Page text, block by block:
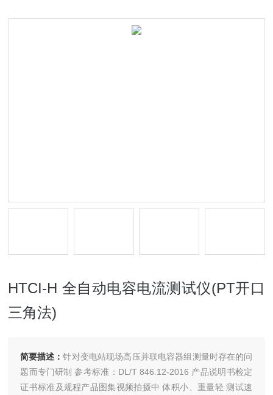
HTCI-H 全自动电容电流测试仪(PT开口
三角法)
简要描述：针对变电站现场高压并联电容器组测量时存在的问
题而专门研制 参考标准：DL/T 846.12-2016 产品说明书检定
证书标准及规程产品图集视频拍摄中 体积小、重量轻 测试速